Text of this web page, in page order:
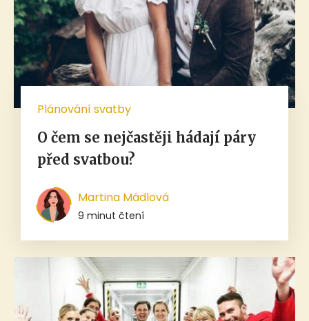
Plánování svatby
O čem se nejčastěji hádají páry
před svatbou?
Martina Mádlová
9 minut čtení